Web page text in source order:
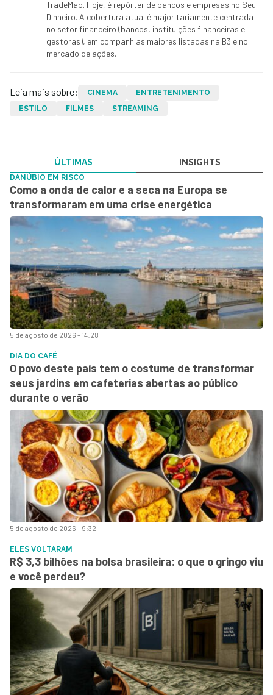
TradeMap. Hoje, é repórter de bancos e empresas no Seu
Dinheiro. A cobertura atual é majoritariamente centrada
no setor financeiro (bancos, instituições financeiras e
gestoras), em companhias maiores listadas na B3 e no
mercado de ações.
Leia mais sobre: CINEMA
ENTRETENIMENTO
ESTILO
FILMES STREAMING
ÚLTIMAS IN$IGHTS
5 de agosto de 2026 - 14:28
DANÚBIO EM RISCO
Como a onda de calor e a seca na Europa se
transformaram em uma crise energética
5 de agosto de 2026 - 9:32
DIA DO CAFÉ
O povo deste país tem o costume de transformar
seus jardins em cafeterias abertas ao público
durante o verão
ELES VOLTARAM
R$ 3,3 bilhões na bolsa brasileira: o que o gringo viu
e você perdeu?